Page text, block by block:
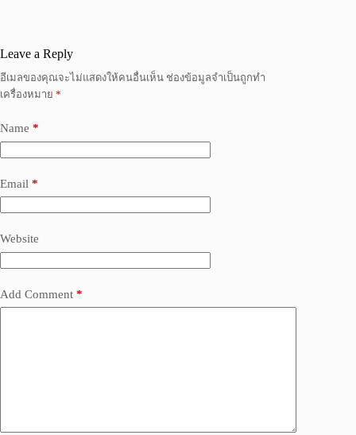
Leave a Reply
อีเมลของคุณจะไม่แสดงให้คนอื่นเห็น ช่องข้อมูลจำเป็นถูกทำ
เครื่องหมาย *
Name *
Email *
Website
Add Comment *